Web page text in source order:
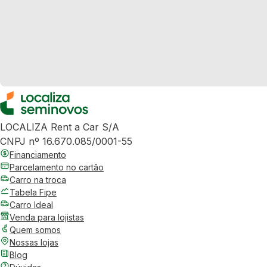
LOCALIZA Rent a Car S/A
CNPJ nº 16.670.085/0001-55
Financiamento
Parcelamento no cartão
Carro na troca
Tabela Fipe
Carro Ideal
Venda para lojistas
Quem somos
Nossas lojas
Blog